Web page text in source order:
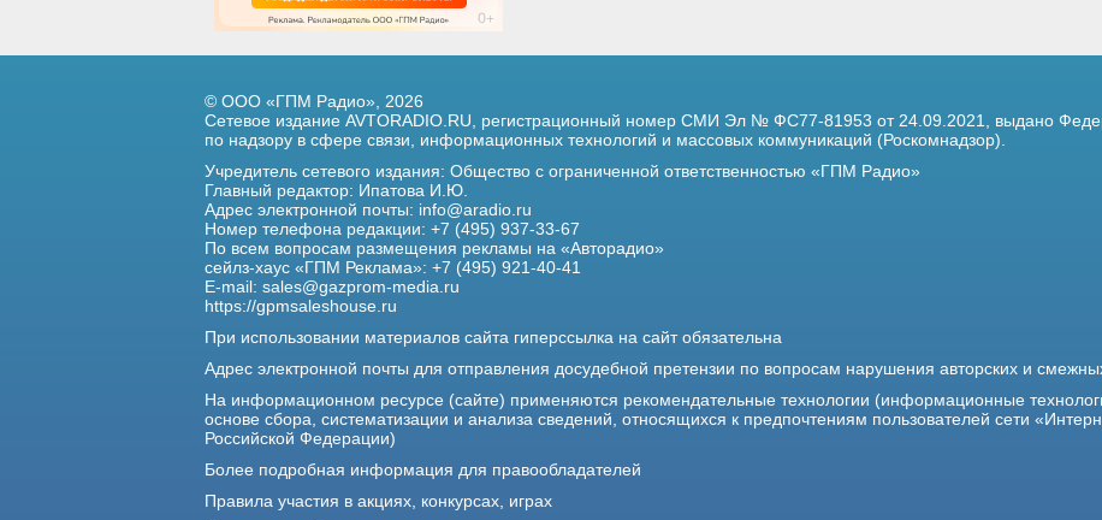
© ООО «ГПМ Радио», 2026
Сетевое издание AVTORADIO.RU, регистрационный номер СМИ Эл № ФС77-81953 от 24.09.2021, выдано
по надзору в сфере связи, информационных технологий и массовых коммуникаций (Роскомнадзор).
Учредитель сетевого издания: Общество с ограниченной ответственностью «ГПМ Радио»
Главный редактор: Ипатова И.Ю.
Адрес электронной почты: info@aradio.ru
Номер телефона редакции: +7 (495) 937-33-67
По всем вопросам размещения рекламы на «Авторадио»
сейлз-хаус «ГПМ Реклама»: +7 (495) 921-40-41
E-mail: sales@gazprom-media.ru
https://gpmsaleshouse.ru
При использовании материалов сайта гиперссылка на сайт обязательна
Адрес электронной почты для отправления досудебной претензии по вопросам нарушения авторских и
На информационном ресурсе (сайте) применяются рекомендательные технологии (информационные
основе сбора, систематизации и анализа сведений, относящихся к предпочтениям пользователей сети
Российской Федерации)
Более подробная информация для правообладателей
Правила участия в акциях, конкурсах, играх